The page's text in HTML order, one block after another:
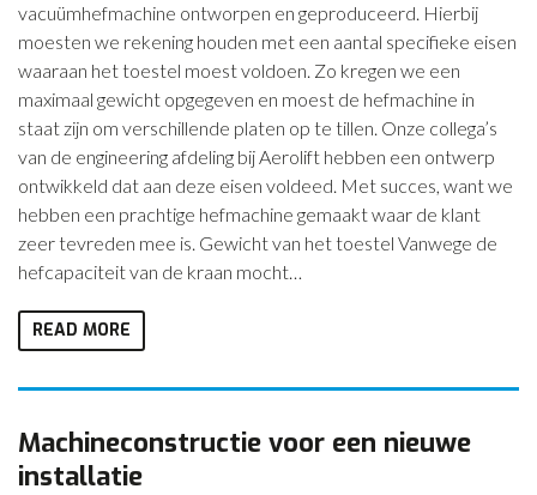
vacuümhefmachine ontworpen en geproduceerd. Hierbij
moesten we rekening houden met een aantal specifieke eisen
waaraan het toestel moest voldoen. Zo kregen we een
maximaal gewicht opgegeven en moest de hefmachine in
staat zijn om verschillende platen op te tillen. Onze collega’s
van de engineering afdeling bij Aerolift hebben een ontwerp
ontwikkeld dat aan deze eisen voldeed. Met succes, want we
hebben een prachtige hefmachine gemaakt waar de klant
zeer tevreden mee is. Gewicht van het toestel Vanwege de
hefcapaciteit van de kraan mocht…
READ MORE
Machineconstructie voor een nieuwe
installatie